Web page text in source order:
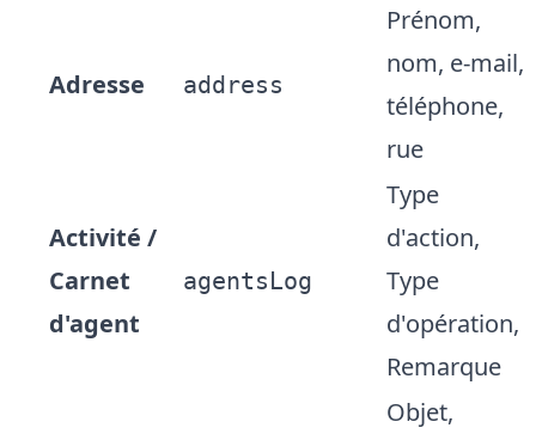
Adresse address
Prénom,
nom, e-mail,
téléphone,
rue
Activité /
Carnet
d'agent
agentsLog
Type
d'action,
Type
d'opération,
Remarque
Objet,